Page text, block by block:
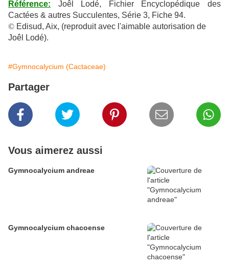
Référence: Joêl Lodé, Fichier Encyclopédique des
Cactées & autres Succulentes, Série 3, Fiche 94.
© Edisud, Aix, (reproduit avec l'aimable autorisation de
Joêl Lodé).
#Gymnocalycium (Cactaceae)
Partager
Vous aimerez aussi
Gymnocalycium andreae
Gymnocalycium chacoense